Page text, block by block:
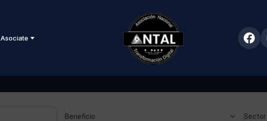
Asociate
Beneficio Sector